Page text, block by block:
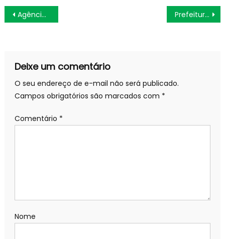
Navegação
de
Agência Minas Gerais | Previsão do tempo para Minas Gerais nesta sábado, 30 de setembro Prefeitura lança campanha Outubro Rosa para prevenção do câncer de mama nesta segunda-feira
Deixe um comentário
O seu endereço de e-mail não será publicado.
Campos obrigatórios são marcados com *
Comentário *
Nome